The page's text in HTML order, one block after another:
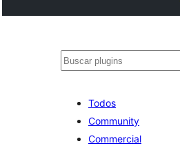
Buscar
Todos
Community
Commercial